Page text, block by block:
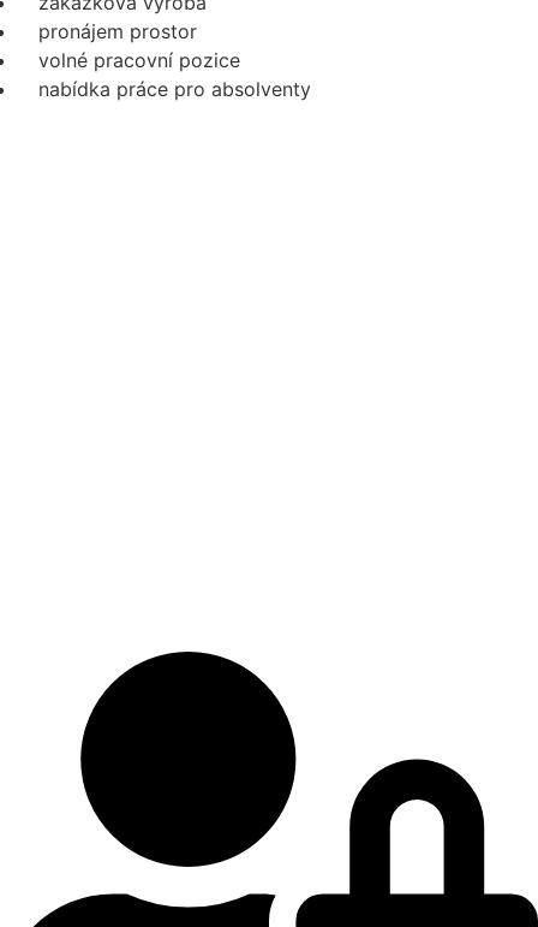
pronájem prostor
volné pracovní pozice
nabídka práce pro absolventy